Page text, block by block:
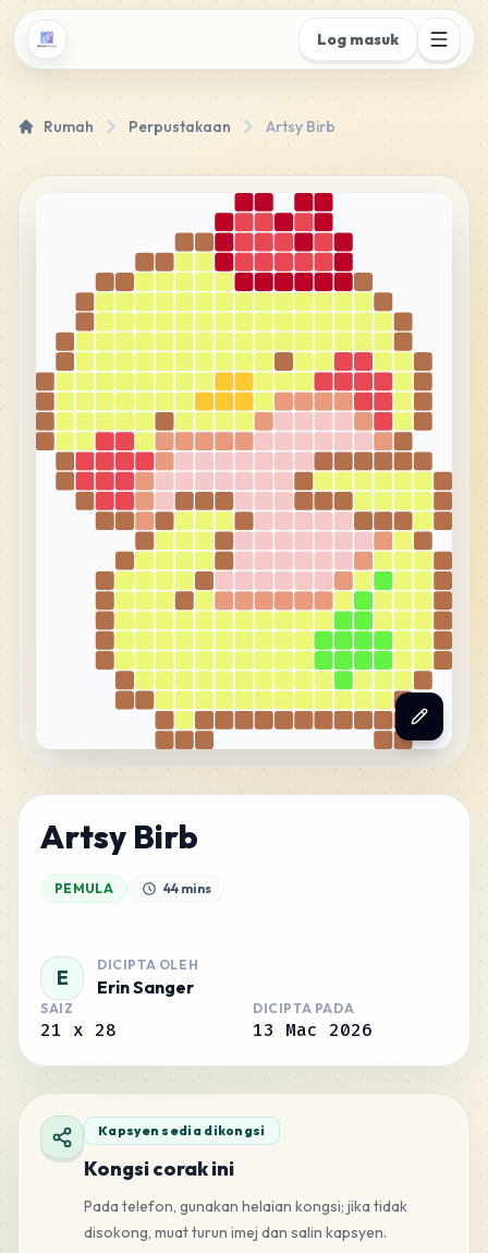
Log masuk
Rumah Perpustakaan Artsy Birb
Artsy Birb
PEMULA 44 mins
E
DICIPTA OLEH
Erin Sanger
SAIZ
21 x 28
DICIPTA PADA
13 Mac 2026
Kapsyen sedia dikongsi
Kongsi corak ini
Pada telefon, gunakan helaian kongsi; jika tidak
disokong, muat turun imej dan salin kapsyen.